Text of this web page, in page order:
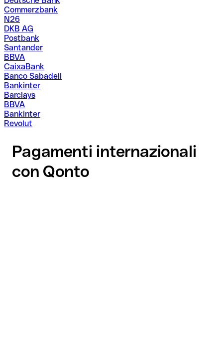
Commerzbank
N26
DKB AG
Postbank
Santander
BBVA
CaixaBank
Banco Sabadell
Bankinter
Barclays
BBVA
Bankinter
Revolut
Pagamenti internazionali
con Qonto